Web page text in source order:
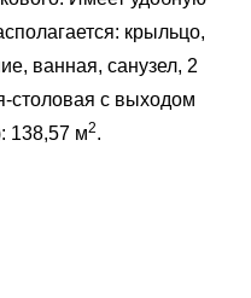
крыльцо,
ванная, санузел, 2
столовая с выходом
138,57 м2.